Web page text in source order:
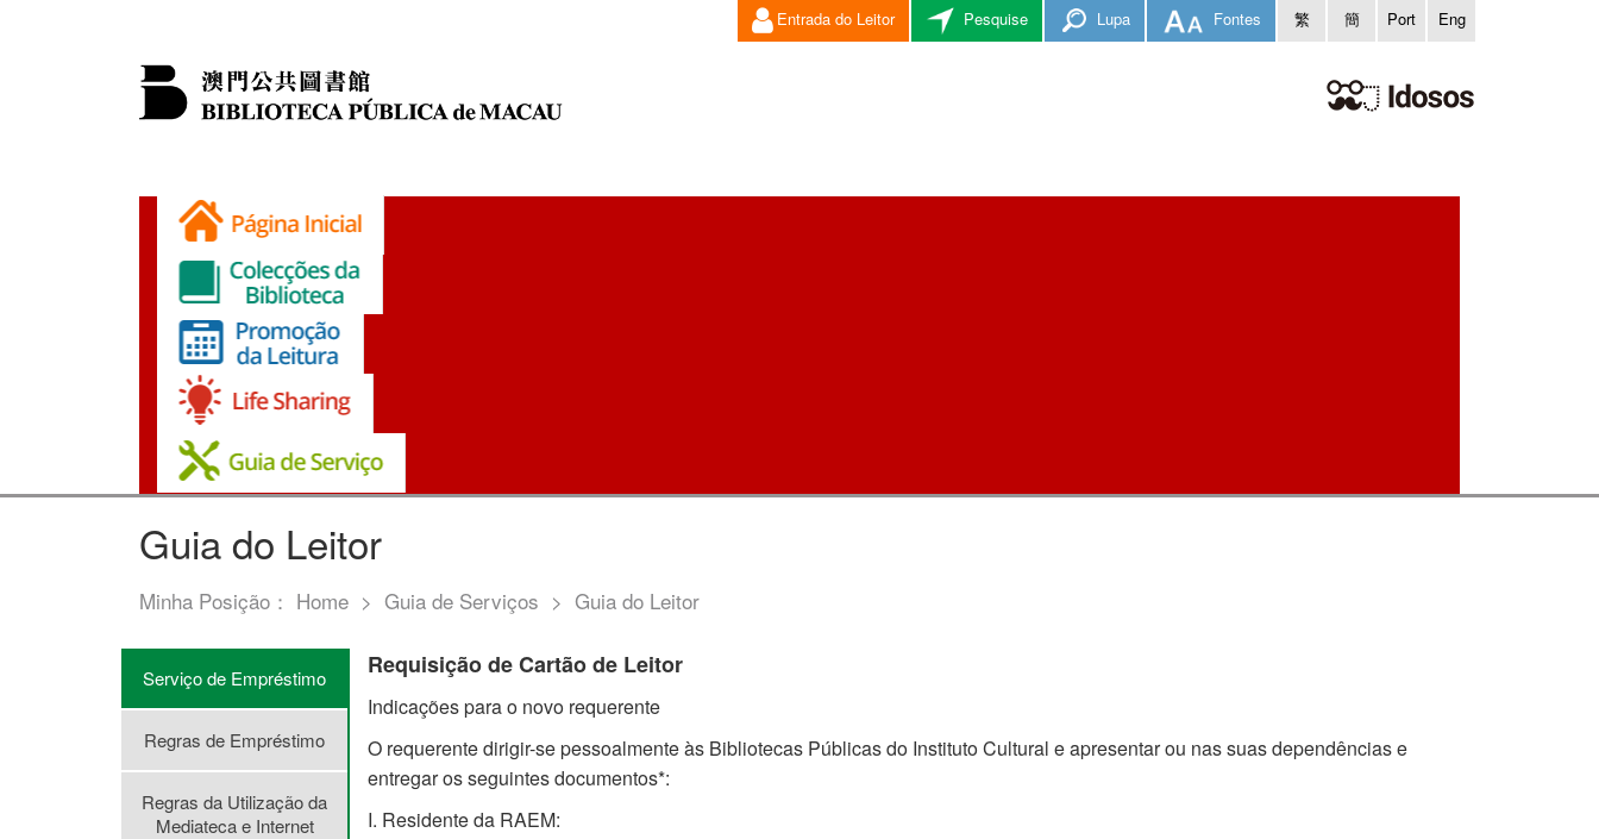
Entrada do Leitor Pesquise Lupa Fontes 繁 簡 Port Eng
Guia do Leitor
Minha Posição： Home > Guia de Serviços > Guia do Leitor
Serviço de Empréstimo
Regras de Empréstimo
Regras da Utilização da
Mediateca e Internet
Requisição de Cartão de Leitor
Indicações para o novo requerente
O requerente dirigir-se pessoalmente às Bibliotecas Públicas do Instituto Cultural e apresentar ou nas suas dependências e
entregar os seguintes documentos*:
I. Residente da RAEM: